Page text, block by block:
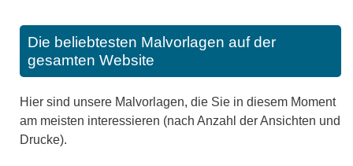
Die beliebtesten Malvorlagen auf der
gesamten Website
Hier sind unsere Malvorlagen, die Sie in diesem Moment
am meisten interessieren (nach Anzahl der Ansichten und
Drucke).